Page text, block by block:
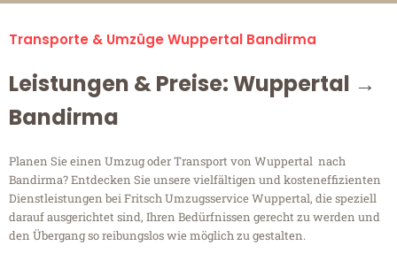
Transporte & Umzüge Wuppertal Bandirma
Leistungen & Preise: Wuppertal →
Bandirma
Planen Sie einen Umzug oder Transport von Wuppertal nach
Bandirma? Entdecken Sie unsere vielfältigen und kosteneffizienten
Dienstleistungen bei Fritsch Umzugsservice Wuppertal, die speziell
darauf ausgerichtet sind, Ihren Bedürfnissen gerecht zu werden und
den Übergang so reibungslos wie möglich zu gestalten.